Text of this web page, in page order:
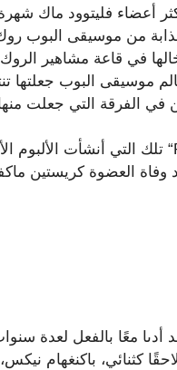
أعضاء فليتوود ماك
الجذابة من موسيقى
معًا بالفعل لعدة